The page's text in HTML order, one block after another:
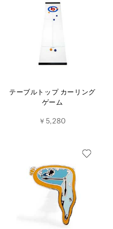
テーブルトップ カーリング
ゲーム
￥5,280